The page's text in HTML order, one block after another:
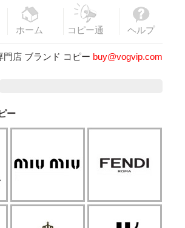
ホーム
コピー通
ヘルプ
門店 ブランド コピー buy@vogvip.com
ー